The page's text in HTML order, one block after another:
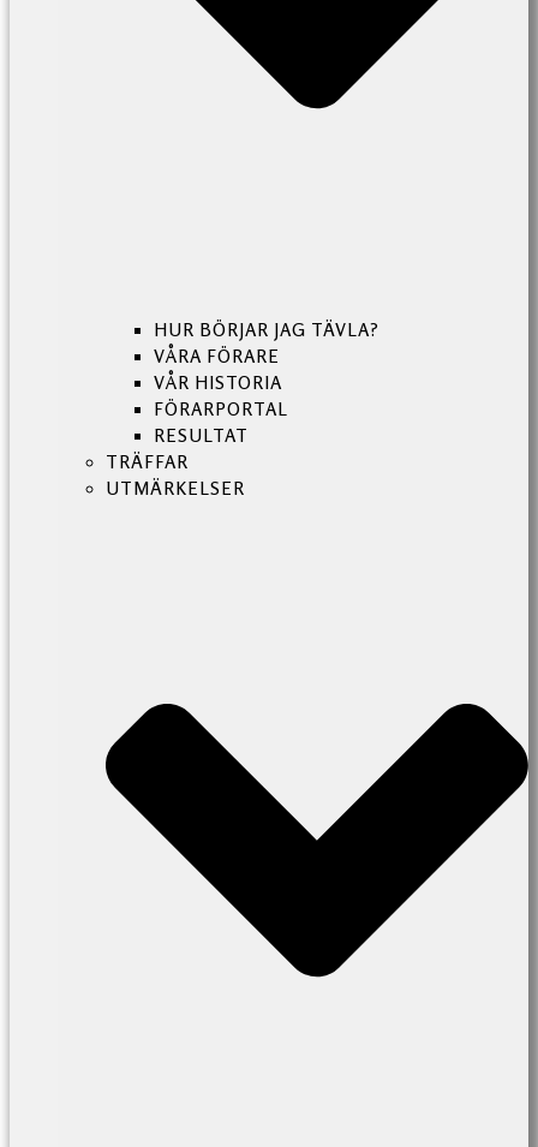
HUR BÖRJAR JAG TÄVLA?
VÅRA FÖRARE
VÅR HISTORIA
FÖRARPORTAL
RESULTAT
TRÄFFAR
UTMÄRKELSER